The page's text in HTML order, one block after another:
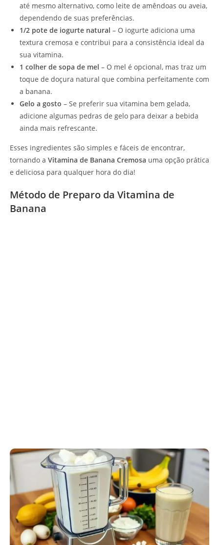
até mesmo alternativo, como leite de amêndoas ou aveia,
dependendo de suas preferências.
1/2 pote de iogurte natural – O iogurte adiciona uma
textura cremosa e contribui para a consistência ideal da
sua vitamina.
1 colher de sopa de mel – O mel é opcional, mas traz um
toque de doçura natural que combina perfeitamente com
a banana.
Gelo a gosto – Se preferir sua vitamina bem gelada,
adicione algumas pedras de gelo para deixar a bebida
ainda mais refrescante.
Esses ingredientes são simples e fáceis de encontrar,
tornando a Vitamina de Banana Cremosa uma opção prática
e deliciosa para qualquer hora do dia!
Método de Preparo da Vitamina de
Banana